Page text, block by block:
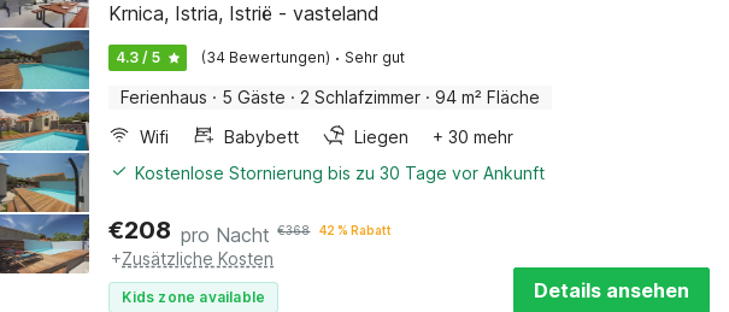
Krnica, Istria, Istrië - vasteland
4.3 / 5 (34 Bewertungen) · Sehr gut
Ferienhaus · 5 Gäste · 2 Schlafzimmer · 94 m² Fläche
Wifi
Babybett Liegen
+ 30 mehr
Kostenlose Stornierung bis zu 30 Tage vor Ankunft
€208 pro Nacht €368 42 % Rabatt
+Zusätzliche Kosten
Kids zone available Details ansehen